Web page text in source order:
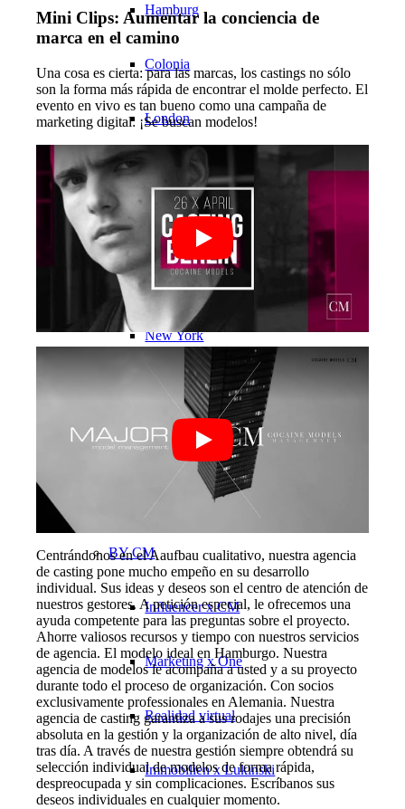
Hamburg
Colonia
London
Los Angeles
Milan
New York
París
Desfile de moda
Empleo y carrera profesional
BY CM
Influencer x CM
Marketing x One
Realidad virtual
Immobilien x Lukinski
Mini Clips: Aumentar la conciencia de
marca en el camino
Una cosa es cierta: para las marcas, los castings no sólo
son la forma más rápida de encontrar el molde perfecto. El
evento en vivo es tan bueno como una campaña de
marketing digital: ¡Se buscan modelos!
Centrándonos en el Aaufbau cualitativo, nuestra agencia
de casting pone mucho empeño en su desarrollo
individual. Sus ideas y deseos son el centro de atención de
nuestros gestores. A petición especial, le ofrecemos una
ayuda competente para las preguntas sobre el proyecto.
Ahorre valiosos recursos y tiempo con nuestros servicios
de agencia. El modelo ideal en Hamburgo. Nuestra
agencia de modelos le acompaña a usted y a su proyecto
durante todo el proceso de organización. Con socios
exclusivamente professionales en Alemania. Nuestra
agencia de casting garantiza a sus rodajes una precisión
absoluta en la gestión y la organización de alto nivel, día
tras día. A través de nuestra gestión siempre obtendrá su
selección individual de modelos de forma rápida,
despreocupada y sin complicaciones. Escríbanos sus
deseos individuales en cualquier momento.